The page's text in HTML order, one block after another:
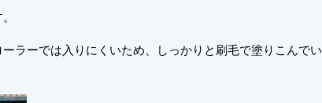
ラーでは入りにくいため、しっかりと刷毛で塗りこんでい